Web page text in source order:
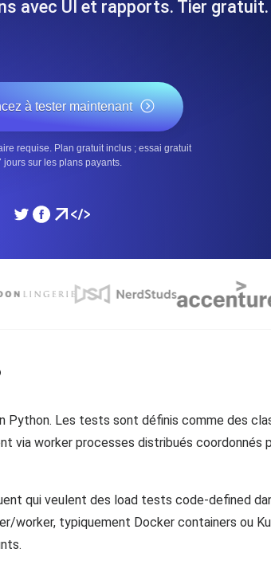
site Web. Surveiller la vitesse et
SSL Monitoring
Checks SSL automatiques
commencer.
DNS Monitoring
Moniteurs en YAML, JS et
avec UI et rapports. Tier gratuit.
à tester maintenant
requise. Plan gratuit inclus ; essai gratuit
jours sur les plans payants.
Les tests sont définis comme des
worker processes distribués coordonnés
qui veulent des load tests code-defined
typiquement Docker containers ou